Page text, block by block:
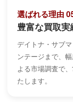
選ばれる理由
豊富な買取
デイトナ・サブ
ンテージまで、
よる市場調査で
たします。